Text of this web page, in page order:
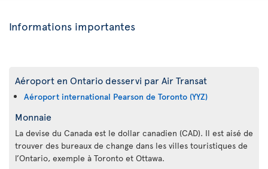
Informations importantes
Aéroport en Ontario desservi par Air Transat
Aéroport international Pearson de Toronto (YYZ)
Monnaie
La devise du Canada est le dollar canadien (CAD). Il est aisé de
trouver des bureaux de change dans les villes touristiques de
l’Ontario, exemple à Toronto et Ottawa.